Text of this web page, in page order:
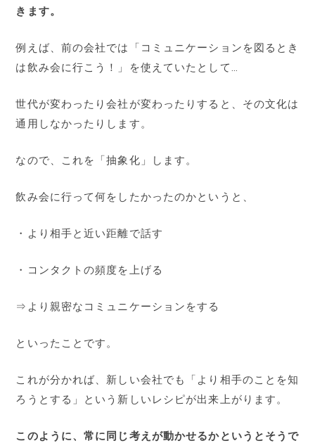
きます。
例えば、前の会社では「コミュニケーションを図るとき
は飲み会に行こう！」を使えていたとして…
世代が変わったり会社が変わったりすると、その文化は
通用しなかったりします。
なので、これを「抽象化」します。
飲み会に行って何をしたかったのかというと、
・より相手と近い距離で話す
・コンタクトの頻度を上げる
⇒より親密なコミュニケーションをする
といったことです。
これが分かれば、新しい会社でも「より相手のことを知
ろうとする」という新しいレシピが出来上がります。
このように、常に同じ考えが動かせるかというとそうで